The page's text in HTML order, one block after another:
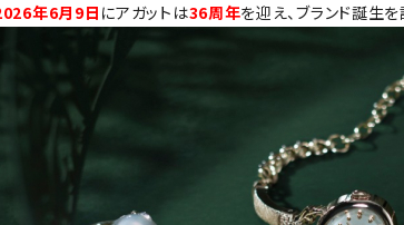
年6月9日にアガットは36周年を迎え、ブランド誕生